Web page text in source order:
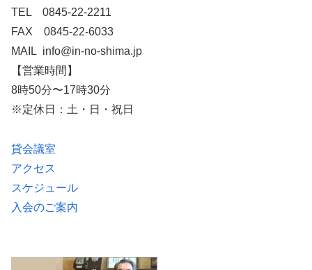
TEL 0845-22-2211
FAX 0845-22-6033
MAIL info@in-no-shima.jp
【営業時間】
8時50分〜17時30分
※定休日：土・日・祝日
貸会議室
アクセス
スケジュール
入会のご案内